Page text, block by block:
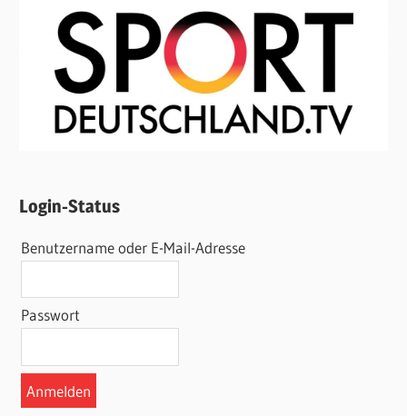
Login-Status
Benutzername oder E-Mail-Adresse
Passwort